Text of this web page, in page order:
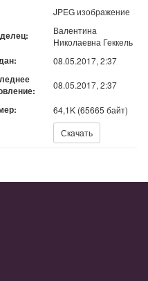
JPEG изображение
Валентина
Николаевна Геккель
08.05.2017, 2:37
08.05.2017, 2:37
64,1K (65665 байт)
Скачать